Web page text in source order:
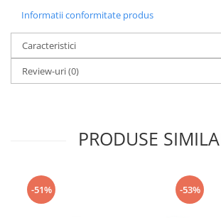
Informatii conformitate produs
Caracteristici
Review-uri(0)
PRODUSE
-51% -53%